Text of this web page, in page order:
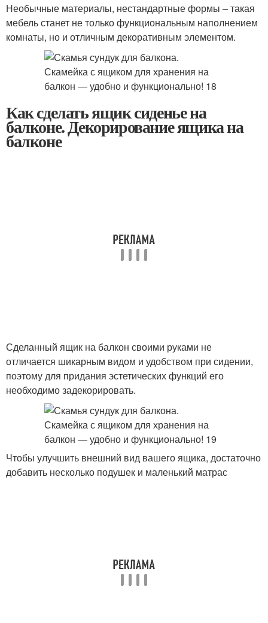
Необычные материалы, нестандартные формы – такая
мебель станет не только функциональным наполнением
комнаты, но и отличным декоративным элементом.
Как сделать ящик сиденье на
балконе. Декорирование ящика на
балконе
Сделанный ящик на балкон своими руками не
отличается шикарным видом и удобством при сидении,
поэтому для придания эстетических функций его
необходимо задекорировать.
Чтобы улучшить внешний вид вашего ящика, достаточно
добавить несколько подушек и маленький матрас